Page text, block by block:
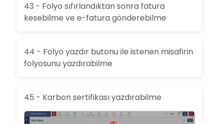
43 - Folyo sıfırlandıktan sonra fatura
kesebilme ve e-fatura gönderebilme
44 - Folyo yazdır butonu ile istenen misafirin
folyosunu yazdırabilme
45 - Karbon sertifikası yazdırabilme